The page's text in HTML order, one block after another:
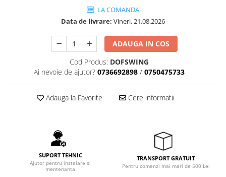
Rasina Imprimanta 3D
Cuptoare Sinterizare
Accesorii de Sinterizare
Wiredent
Materiale CAD-CAM
LA COMANDA
Data de livrare: Vineri, 21.08.2026
ADAUGA IN COS
Cod Produs: DOFSWING
Ai nevoie de ajutor? 0736692898 / 0750475733
Adauga la Favorite Cere informatii
SUPORT TEHNIC
Ajutor pentru instalare si
mentenanta
TRANSPORT GRATUIT
Pentru comenzi mai mari de 500 Lei